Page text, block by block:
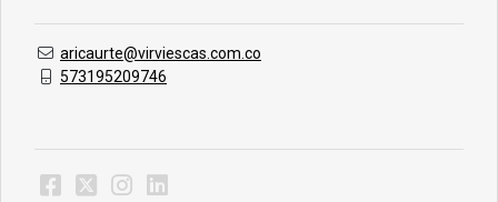
aricaurte@virviescas.com.co
573195209746